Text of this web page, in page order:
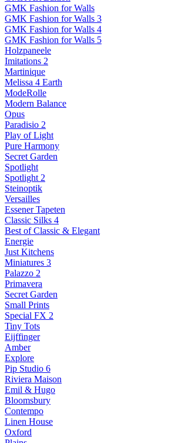
GMK Fashion for Walls
GMK Fashion for Walls 3
GMK Fashion for Walls 4
GMK Fashion for Walls 5
Holzpaneele
Imitations 2
Martinique
Melissa 4 Earth
ModeRolle
Modern Balance
Opus
Paradisio 2
Play of Light
Pure Harmony
Secret Garden
Spotlight
Spotlight 2
Steinoptik
Versailles
Essener Tapeten
Classic Silks 4
Best of Classic & Elegant
Energie
Just Kitchens
Miniatures 3
Palazzo 2
Primavera
Secret Garden
Small Prints
Special FX 2
Tiny Tots
Eijffinger
Amber
Explore
Pip Studio 6
Riviera Maison
Emil & Hugo
Bloomsbury
Contempo
Linen House
Oxford